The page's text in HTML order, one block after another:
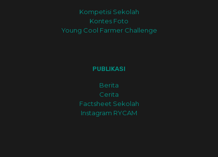
Kompetisi Sekolah
Kontes Foto
Young Cool Farmer Challenge
PUBLIKASI
Berita
Cerita
Factsheet Sekolah
Instagram RYCAM